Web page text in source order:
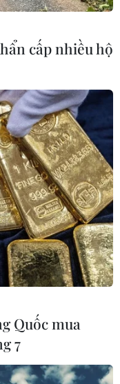
cấp nhiều hộ
Quốc mua
7